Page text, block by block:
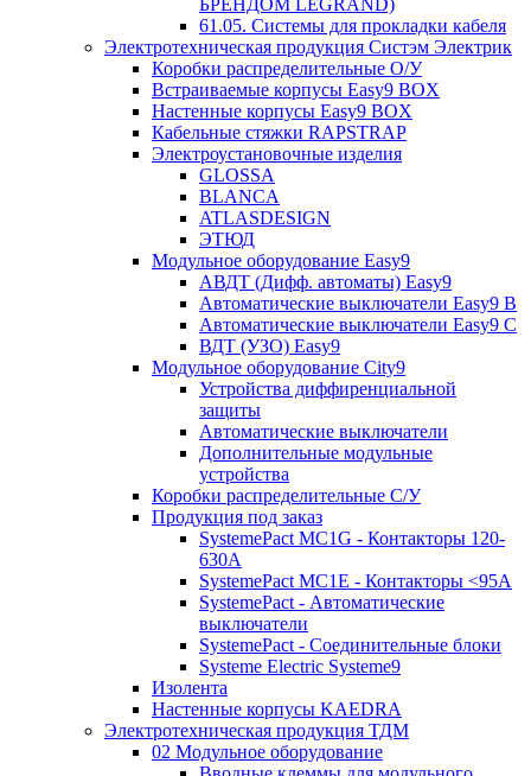
61.05. Системы для прокладки кабеля
Электротехническая продукция Систэм Электрик
Коробки распределительные О/У
Встраиваемые корпусы Easy9 BOX
Настенные корпусы Easy9 BOX
Кабельные стяжки RAPSTRAP
Электроустановочные изделия
GLOSSA
BLANCA
ATLASDESIGN
ЭТЮД
Модульное оборудование Easy9
АВДТ (Дифф. автоматы) Easy9
Автоматические выключатели Easy9 В
Автоматические выключатели Easy9 С
ВДТ (УЗО) Easy9
Модульное оборудование City9
Устройства диффиренциальной
защиты
Автоматические выключатели
Дополнительные модульные
устройства
Коробки распределительные C/У
Продукция под заказ
SystemePact MC1G - Контакторы 120-
630A
SystemePact MC1E - Контакторы <95A
SystemePact - Автоматические
выключатели
SystemePact - Соединительные блоки
Systeme Electric Systeme9
Изолента
Настенные корпусы KAEDRA
Электротехническая продукция ТДМ
02 Модульное оборудование